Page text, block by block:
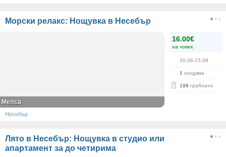
Морски релакс: Нощувка в Несебър
16.00€
на човек
20.06-15.09
1 нощувка
188 грабнати
Мелса
Несебър
Лято в Несебър: Нощувка в студио или
апартамент за до четирима